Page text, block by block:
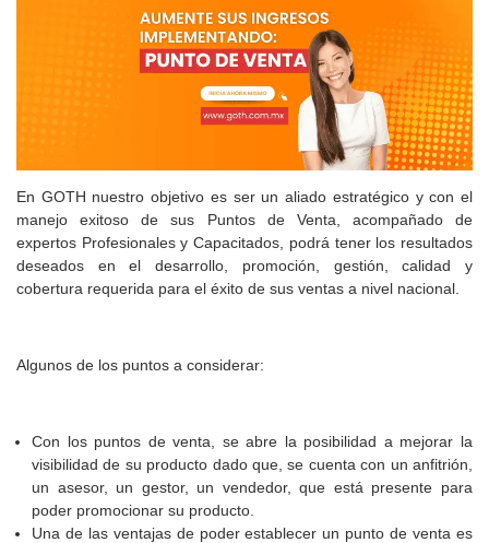
En GOTH nuestro objetivo es ser un aliado estratégico y con el
manejo exitoso de sus Puntos de Venta, acompañado de
expertos Profesionales y Capacitados, podrá tener los resultados
deseados en el desarrollo, promoción, gestión, calidad y
cobertura requerida para el éxito de sus ventas a nivel nacional.
Algunos de los puntos a considerar:
Con los puntos de venta, se abre la posibilidad a mejorar la
visibilidad de su producto dado que, se cuenta con un anfitrión,
un asesor, un gestor, un vendedor, que está presente para
poder promocionar su producto.
Una de las ventajas de poder establecer un punto de venta es